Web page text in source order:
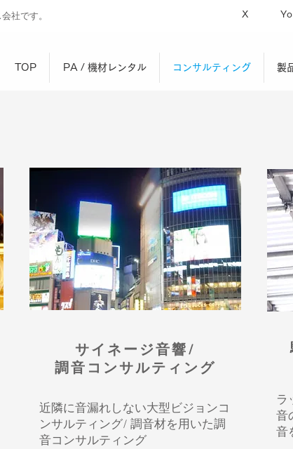
社です。 X
TOP PA / 機材レンタル コンサルティング 製
サイネージ音響/
調音コンサルティング
近隣に音漏れしない大型ビジョンコ
ンサルティング/ 調音材を用いた調
音コンサルティング
ラ
音
音